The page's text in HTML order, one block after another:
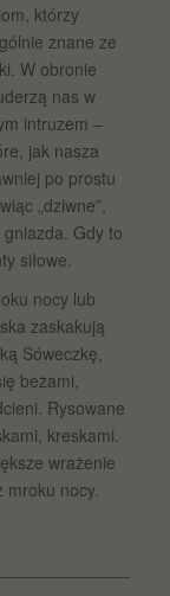
którzy
znane ze
W obronie
nas w
intruzem –
jak nasza
po prostu
„dziwne”,
Gdy to
siłowe.
nocy lub
zaskakują
Sóweczkę,
beżami,
Rysowane
kreskami.
wrażenie
mroku nocy.